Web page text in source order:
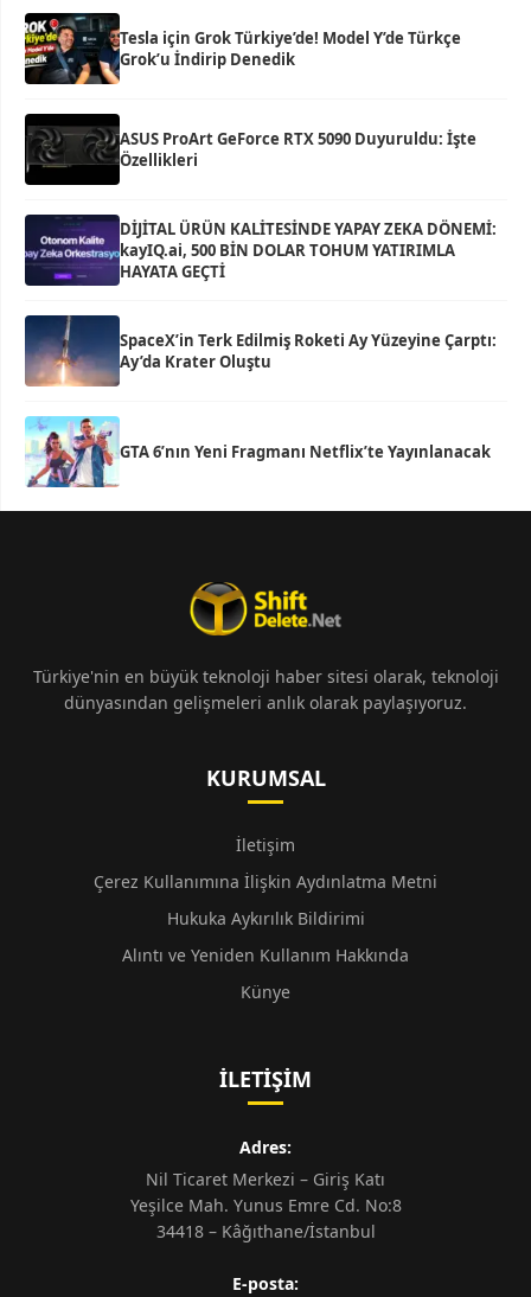
Tesla için Grok Türkiye’de! Model Y’de Türkçe
Grok’u İndirip Denedik
ASUS ProArt GeForce RTX 5090 Duyuruldu: İşte
Özellikleri
DİJİTAL ÜRÜN KALİTESİNDE YAPAY ZEKA DÖNEMİ:
kayIQ.ai, 500 BİN DOLAR TOHUM YATIRIMLA
HAYATA GEÇTİ
SpaceX’in Terk Edilmiş Roketi Ay Yüzeyine Çarptı:
Ay’da Krater Oluştu
GTA 6’nın Yeni Fragmanı Netflix’te Yayınlanacak
Türkiye'nin en büyük teknoloji haber sitesi olarak, teknoloji
dünyasından gelişmeleri anlık olarak paylaşıyoruz.
KURUMSAL
İletişim
Çerez Kullanımına İlişkin Aydınlatma Metni
Hukuka Aykırılık Bildirimi
Alıntı ve Yeniden Kullanım Hakkında
Künye
İLETIŞIM
Adres:
Nil Ticaret Merkezi – Giriş Katı
Yeşilce Mah. Yunus Emre Cd. No:8
34418 – Kâğıthane/İstanbul
E-posta: